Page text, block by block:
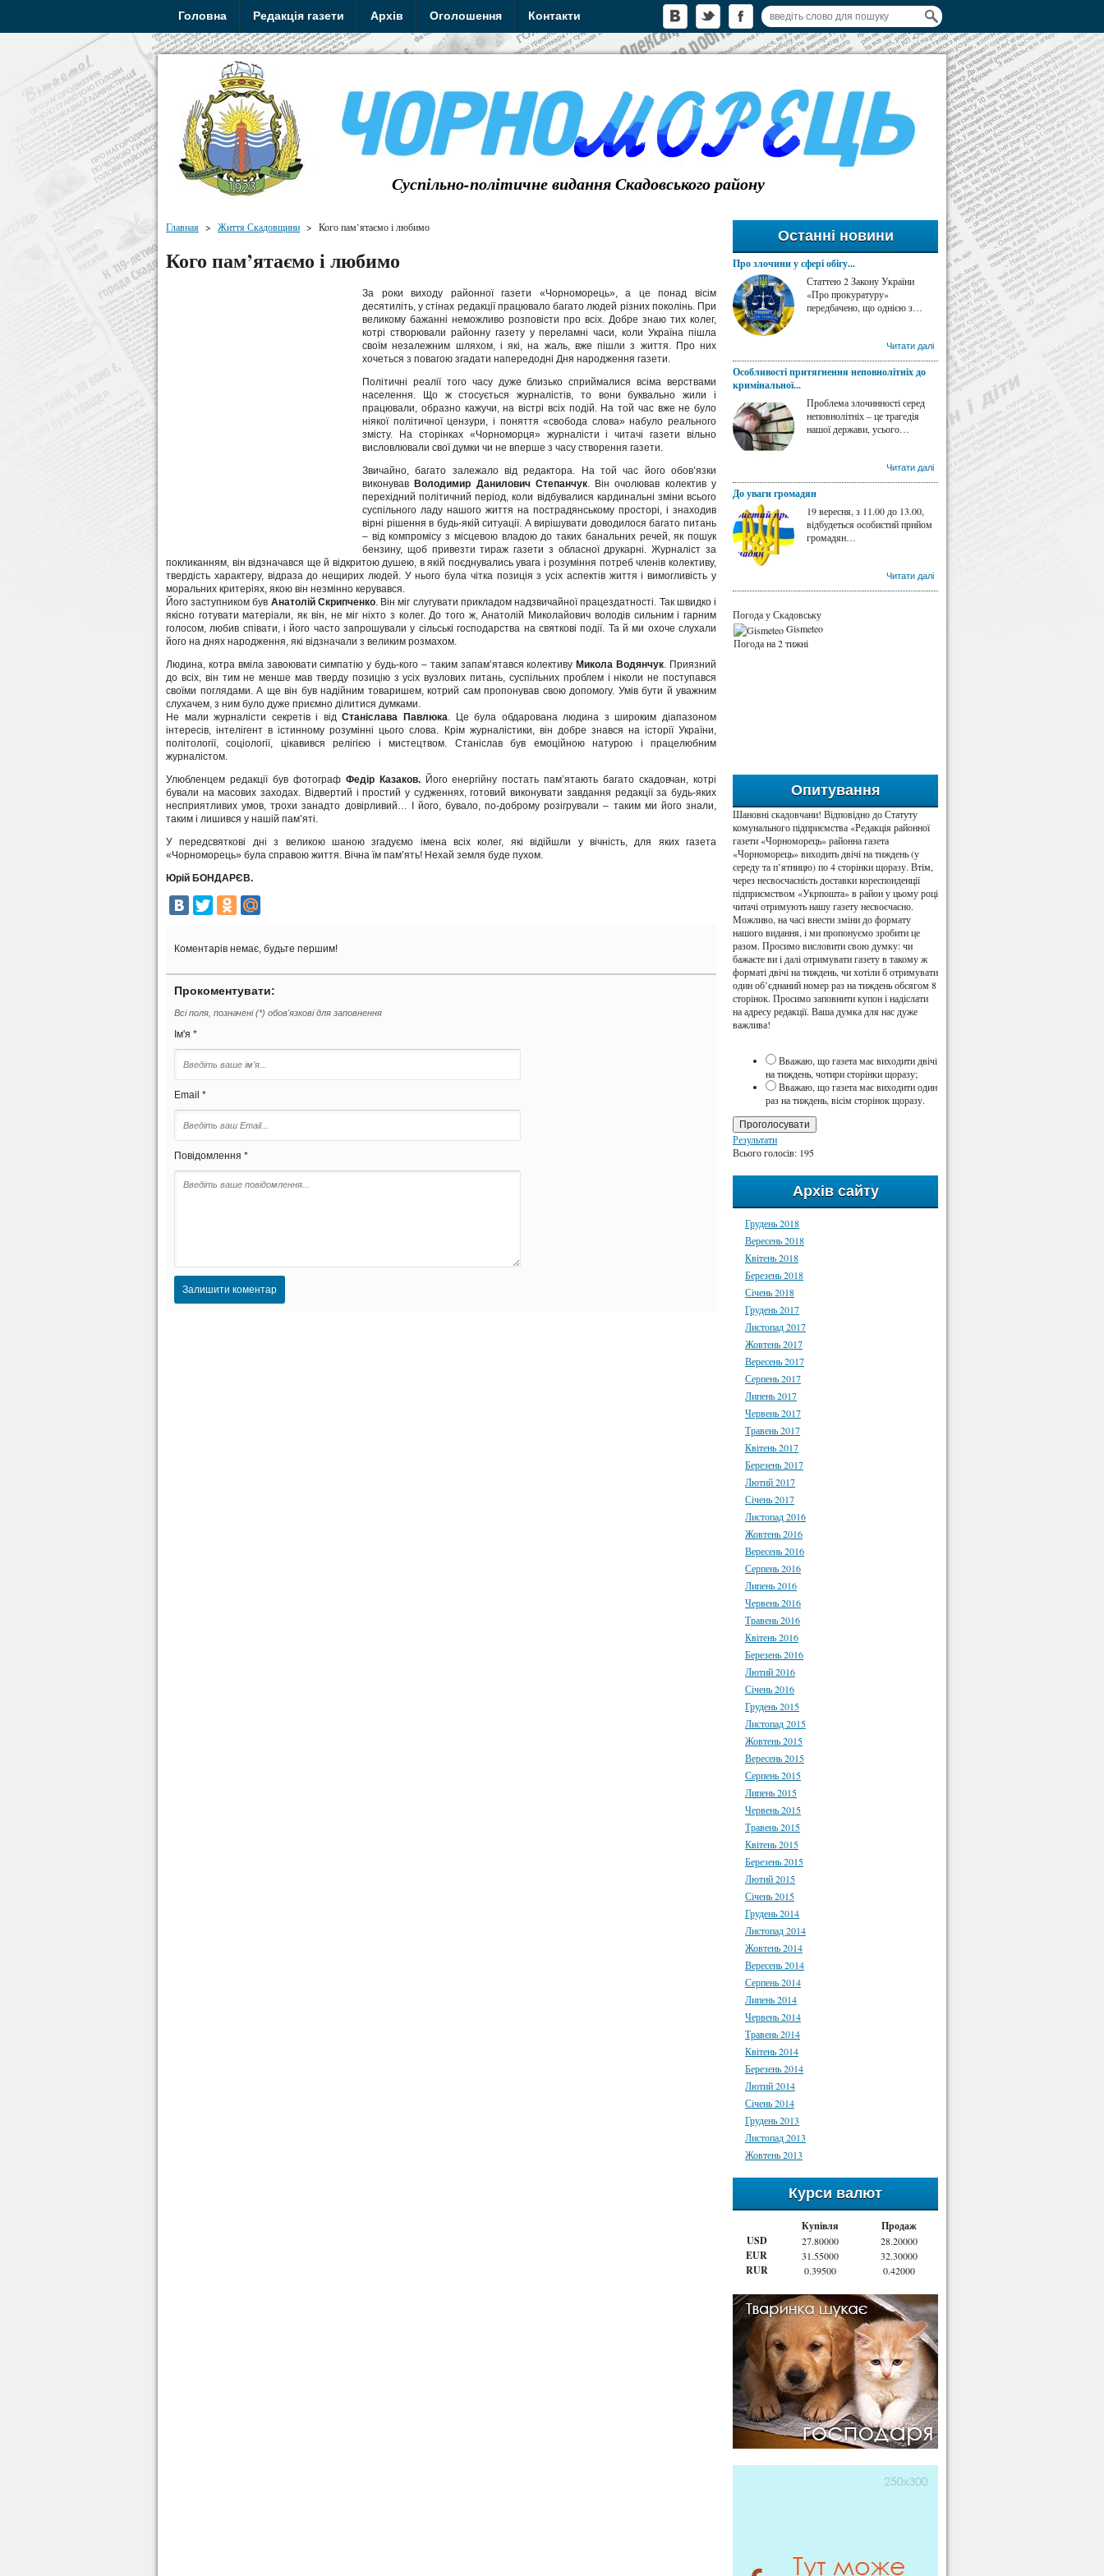
Головна Редакція газети Архів Оголошення Контакти
Суспільно-політичне видання Скадовського району
Главная > Життя Скадовщини > Кого пам’ятаємо і любимо
Кого пам’ятаємо і любимо
За роки виходу районної газети «Чорноморець», а це понад вісім
десятиліть, у стінах редакції працювало багато людей різних поколінь. При
великому бажанні неможливо розповісти про всіх. Добре знаю тих колег,
котрі створювали районну газету у переламні часи, коли Україна пішла
своїм незалежним шляхом, і які, на жаль, вже пішли з життя. Про них
хочеться з повагою згадати напередодні Дня народження газети.
Політичні реалії того часу дуже близько сприймалися всіма верствами
населення. Що ж стосується журналістів, то вони буквально жили і
працювали, образно кажучи, на вістрі всіх подій. На той час вже не було
ніякої політичної цензури, і поняття «свобода слова» набуло реального
змісту. На сторінках «Чорноморця» журналісти і читачі газети вільно
висловлювали свої думки чи не вперше з часу створення газети.
Звичайно, багато залежало від редактора. На той час його обов’язки
виконував Володимир Данилович Степанчук. Він очолював колектив у
перехідний політичний період, коли відбувалися кардинальні зміни всього
суспільного ладу нашого життя на пострадянському просторі, і знаходив
вірні рішення в будь-якій ситуації. А вирішувати доводилося багато питань
– від компромісу з місцевою владою до таких банальних речей, як пошук
бензину, щоб привезти тираж газети з обласної друкарні. Журналіст за
покликанням, він відзначався ще й відкритою душею, в якій поєднувались увага і розуміння потреб членів колективу,
твердість характеру, відраза до нещирих людей. У нього була чітка позиція з усіх аспектів життя і вимогливість у
моральних критеріях, якою він незмінно керувався.
Його заступником був Анатолій Скрипченко. Він міг слугувати прикладом надзвичайної працездатності. Так швидко і
якісно готувати матеріали, як він, не міг ніхто з колег. До того ж, Анатолій Миколайович володів сильним і гарним
голосом, любив співати, і його часто запрошували у сільські господарства на святкові події. Та й ми охоче слухали
його на днях народження, які відзначали з великим розмахом.
Людина, котра вміла завоювати симпатію у будь-кого – таким запам’ятався колективу Микола Водянчук. Приязний
до всіх, він тим не менше мав тверду позицію з усіх вузлових питань, суспільних проблем і ніколи не поступався
своїми поглядами. А ще він був надійним товаришем, котрий сам пропонував свою допомогу. Умів бути й уважним
слухачем, з ним було дуже приємно ділитися думками.
Не мали журналісти секретів і відСтаніслава Павлюка. Це була обдарована людина з широким діапазоном
інтересів, інтелігент в істинному розумінні цього слова. Крім журналістики, він добре знався на історії України,
політології, соціології, цікавився релігією і мистецтвом. Станіслав був емоційною натурою і працелюбним
журналістом.
Улюбленцем редакції був фотограф Федір Казаков.Його енергійну постать пам’ятають багато скадовчан, котрі
бували на масових заходах. Відвертий і простий у судженнях, готовий виконувати завдання редакції за будь-яких
несприятливих умов, трохи занадто довірливий… І його, бувало, по-доброму розігрували – таким ми його знали,
таким і лишився у нашій пам’яті.
У передсвяткові дні з великою шаною згадуємо імена всіх колег, які відійшли у вічність, для яких газета
«Чорноморець» була справою життя. Вічна їм пам’ять! Нехай земля буде пухом.
Юрій БОНДАРЄВ.
Коментарів немає, будьте першим!
Прокоментувати:
Всі поля, позначені (*) обов'язкові для заповнення
Ім'я *
Email *
Повідомлення *
Останні новини
Про злочини у сфері обігу...
Статтею 2 Закону України
«Про прокуратуру»
передбачено, що однією з…
Читати далі
Особливості притягнення неповнолітніх до
кримінальної...
Проблема злочинності серед
неповнолітніх – це трагедія
нашої держави, усього…
Читати далі
До уваги громадян
19 вересня, з 11.00 до 13.00,
відбудеться особистий прийом
громадян…
Читати далі
Погода у Скадовську
Gismeteo
Погода на 2 тижні
Опитування
Шановні скадовчани! Відповідно до Статуту
комунального підприємства «Редакція районної
газети «Чорноморець» районна газета
«Чорноморець» виходить двічі на тиждень (у
середу та п’ятницю) по 4 сторінки щоразу. Втім,
через несвоєчасність доставки кореспонденції
підприємством «Укрпошта» в район у цьому році
читачі отримують нашу газету несвоєчасно.
Можливо, на часі внести зміни до формату
нашого видання, і ми пропонуємо зробити це
разом. Просимо висловити свою думку: чи
бажаєте ви і далі отримувати газету в такому ж
форматі двічі на тиждень, чи хотіли б отримувати
один об’єднаний номер раз на тиждень обсягом 8
сторінок. Просимо заповнити купон і надіслати
на адресу редакції. Ваша думка для нас дуже
важлива!
Вважаю, що газета має виходити двічі
на тиждень, чотири сторінки щоразу;
Вважаю, що газета має виходити один
раз на тиждень, вісім сторінок щоразу.
Проголосувати
Результати
Всього голосів: 195
Архів сайту
Грудень 2018
Вересень 2018
Квітень 2018
Березень 2018
Січень 2018
Грудень 2017
Листопад 2017
Жовтень 2017
Вересень 2017
Серпень 2017
Липень 2017
Червень 2017
Травень 2017
Квітень 2017
Березень 2017
Лютий 2017
Січень 2017
Листопад 2016
Жовтень 2016
Вересень 2016
Серпень 2016
Липень 2016
Червень 2016
Травень 2016
Квітень 2016
Березень 2016
Лютий 2016
Січень 2016
Грудень 2015
Листопад 2015
Жовтень 2015
Вересень 2015
Серпень 2015
Липень 2015
Червень 2015
Травень 2015
Квітень 2015
Березень 2015
Лютий 2015
Січень 2015
Грудень 2014
Листопад 2014
Жовтень 2014
Вересень 2014
Серпень 2014
Липень 2014
Червень 2014
Травень 2014
Квітень 2014
Березень 2014
Лютий 2014
Січень 2014
Грудень 2013
Листопад 2013
Жовтень 2013
Курси валют
Купівля
Продаж
USD
27.80000 28.20000
EUR 31.55000 32.30000
RUR 0.39500 0.42000